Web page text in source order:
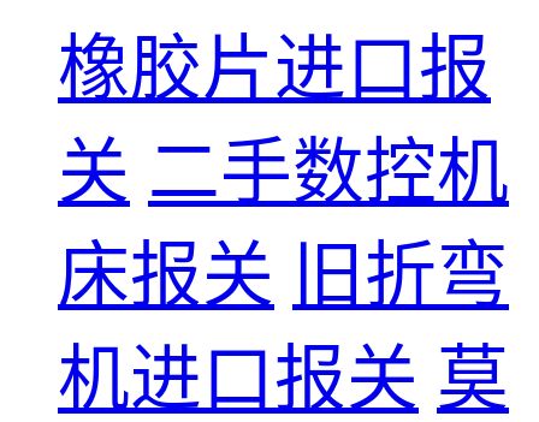
橡胶片进口报
关 二手数控机
床报关
旧折弯
机进口报关 莫